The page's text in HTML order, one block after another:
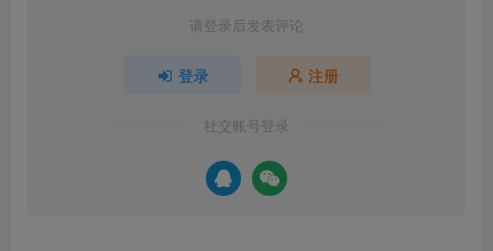
请登录后发表评论
登录 注册
社交账号登录